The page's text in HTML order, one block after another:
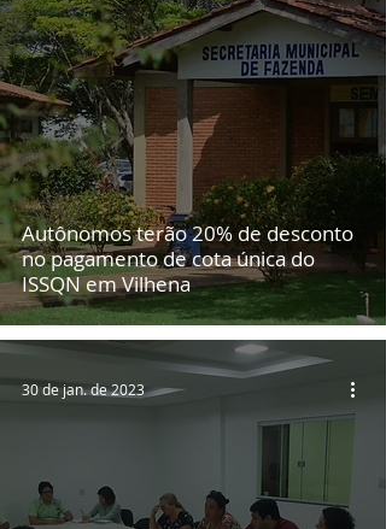
Autônomos terão 20% de desconto
no pagamento de cota única do
ISSQN em Vilhena
30 de jan. de 2023